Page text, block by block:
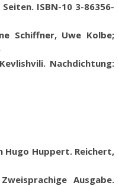
Seiten. ISBN-10 3-86356-
Schiffner, Uwe Kolbe;
Nachdichtung:
Hugo Huppert. Reichert,
Ausgabe.